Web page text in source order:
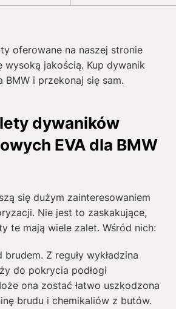
oferowane na naszej stronie
wysoką jakością. Kup dywanik
BMW i przekonaj się sam.
dywaników
EVA dla BMW
się dużym zainteresowaniem
Nie jest to zaskakujące,
te mają wiele zalet. Wśród nich:
Z reguły wykładzina
do pokrycia podłogi
ona zostać łatwo uszkodzona
brudu i chemikaliów z butów.